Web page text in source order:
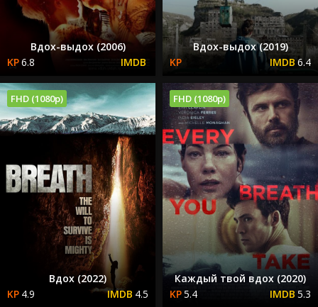
Вдох-выдох (2006)
6.8
Вдох-выдох (2019)
6.4
FHD (1080p)
Вдох (2022)
4.9
4.5
FHD (1080p)
Каждый твой вдох (2020)
5.4
5.3